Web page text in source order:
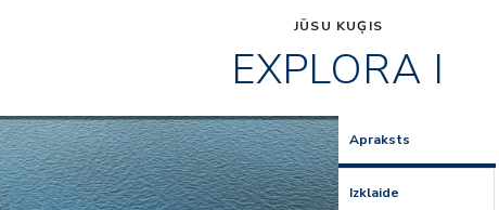
JŪSU KUĢIS
EXPLORA I
Apraksts
Izklaide